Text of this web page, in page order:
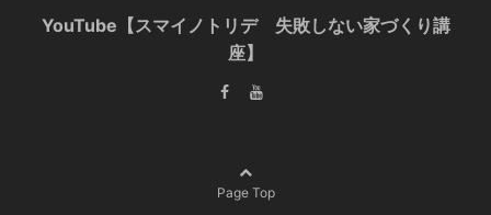
YouTube【スマイノトリデ 失敗しない家づくり講
座】
Page Top